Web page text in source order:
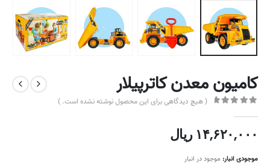
کامیون معدن کاترپیلار
( هیچ دیدگاهی برای این محصول نوشته نشده است. )
۱۴,۶۲۰,۰۰۰ ریال
موجودی انبار: موجود در انبار